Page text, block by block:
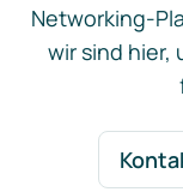
Networking-
wir sind hier,